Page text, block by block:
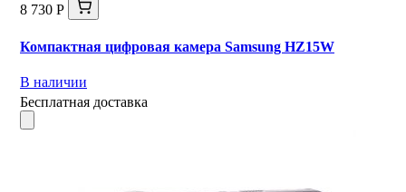
8 730 Р
Компактная цифровая камера Samsung HZ15W
В наличии
Бесплатная доставка